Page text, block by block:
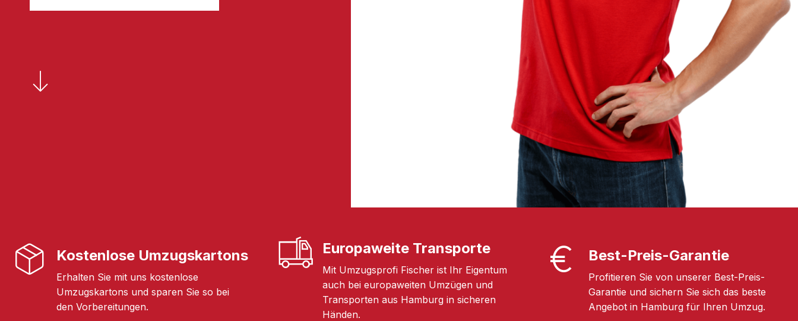
Kostenlose Umzugskartons
Erhalten Sie mit uns kostenlose
Umzugskartons und sparen Sie so bei
den Vorbereitungen.
Europaweite Transporte
Mit Umzugsprofi Fischer ist Ihr Eigentum
auch bei europaweiten Umzügen und
Transporten aus Hamburg in sicheren
Händen.
Best-Preis-Garantie
Profitieren Sie von unserer Best-Preis-
Garantie und sichern Sie sich das beste
Angebot in Hamburg für Ihren Umzug.